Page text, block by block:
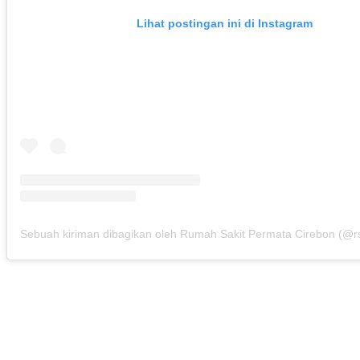
Lihat postingan ini di Instagram